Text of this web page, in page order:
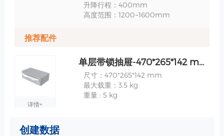
升降行程：400mm
高度范围：1200~1600mm
推荐配件
详情+
单层带锁抽屉-470*265*142 mm 规格
尺寸：470*265*142 mm
最大载重：3.5 kg
重量 : 5 kg
创建数据